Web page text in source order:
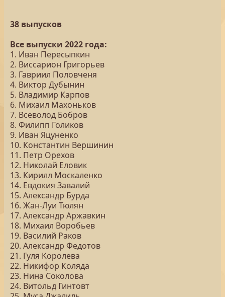
38 выпусков
Все выпуски 2022 года:
1. Иван Пересыпкин
2. Виссарион Григорьев
3. Гавриил Половченя
4. Виктор Дубынин
5. Владимир Карпов
6. Михаил Махоньков
7. Всеволод Бобров
8. Филипп Голиков
9. Иван Яцуненко
10. Константин Вершинин
11. Петр Орехов
12. Николай Еловик
13. Кирилл Москаленко
14. Евдокия Завалий
15. Александр Бурда
16. Жан-Луи Тюлян
17. Александр Аржавкин
18. Михаил Воробьев
19. Василий Раков
20. Александр Федотов
21. Гуля Королева
22. Никифор Коляда
23. Нина Соколова
24. Витольд Гинтовт